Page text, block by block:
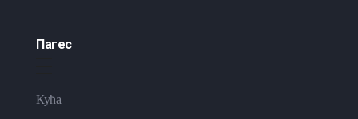
Пагес
Кућа